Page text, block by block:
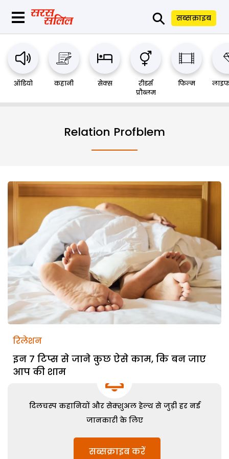
⚲ सब्सक्राइब
ऑडियो कहानी सेक्स
रीडर्स
प्रौब्लम
फिल्म
Relation Profblem
रिलेशन
इन 7 टिप्स से जाने कुछ ऐसे काम, कि बन जाए
आप की शाम
दिलचस्प कहानियों और सेक्शुअल हेल्थ से जुड़ी हर नई
जानकारी के लिए
सब्सक्राइब करें